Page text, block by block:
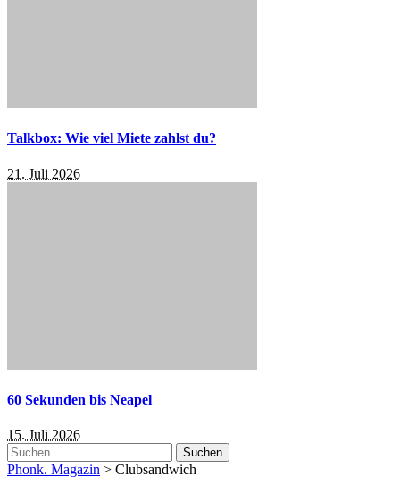
Talkbox: Wie viel Miete zahlst du?
21. Juli 2026
60 Sekunden bis Neapel
15. Juli 2026
Suchen
nach:
Phonk. Magazin > Clubsandwich